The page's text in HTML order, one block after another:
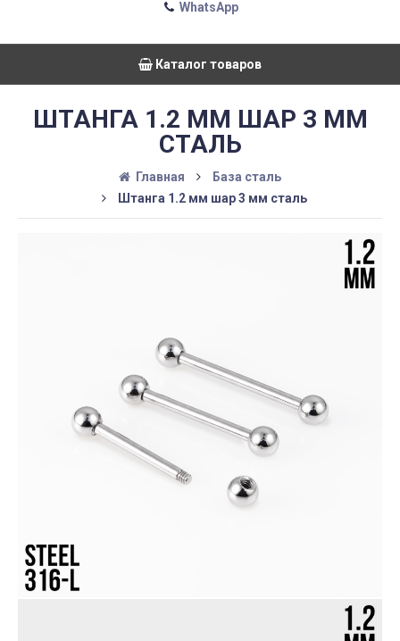
WhatsApp
Каталог товаров
ШТАНГА 1.2 ММ ШАР 3 ММ
СТАЛЬ
Главная
База сталь
Штанга 1.2 мм шар 3 мм сталь